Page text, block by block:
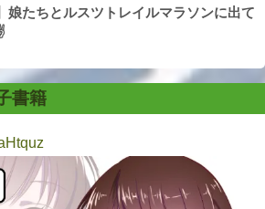
娘たちとルスツトレイルマラソンに出て
書籍